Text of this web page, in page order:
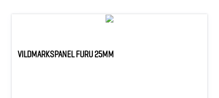
VILDMARKSPANEL FURU 25MM